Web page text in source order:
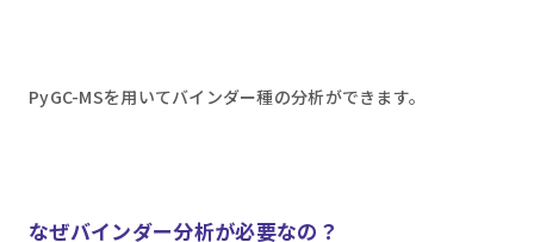
PyGC-MSを用いてバインダー種の分析ができます。
なぜバインダー分析が必要なの？